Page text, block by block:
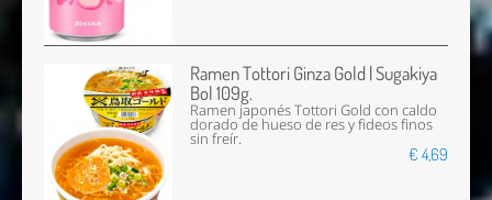
Ramen Tottori Ginza Gold | Sugakiya
Bol 109g.
Ramen japonés Tottori Gold con caldo
dorado de hueso de res y fideos finos
sin freír.
€ 4,69